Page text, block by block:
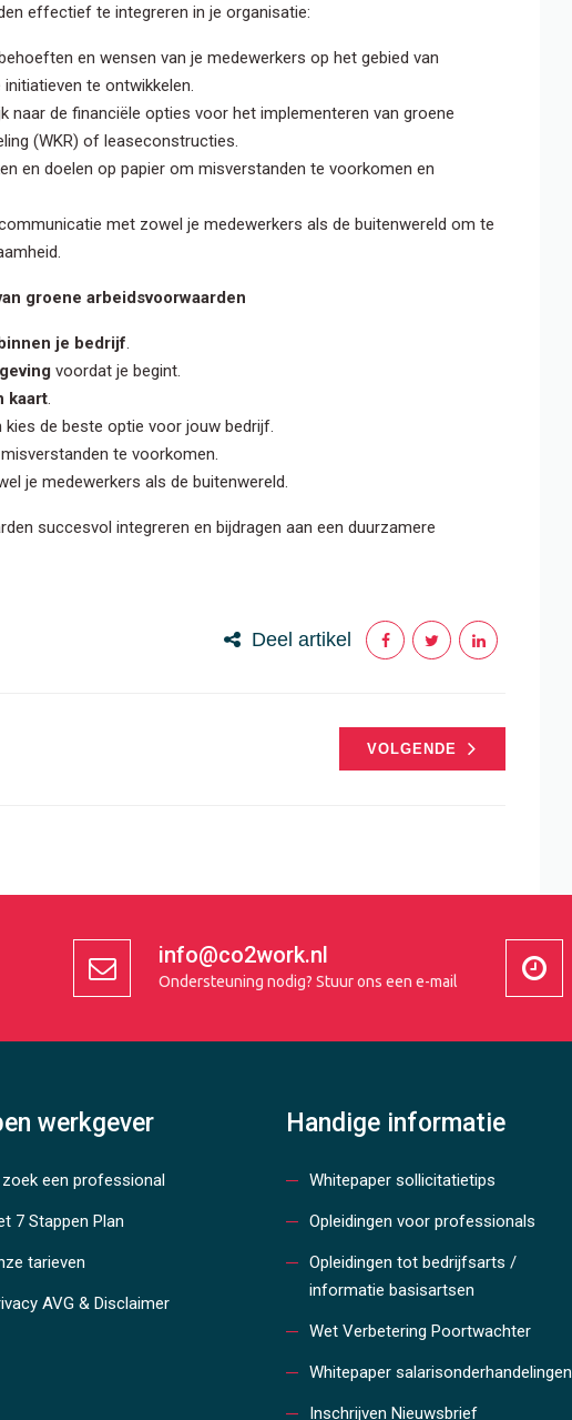
effectief te integreren in je organisatie:
en wensen van je medewerkers op het gebied van
te ontwikkelen.
naar de financiële opties voor het implementeren van groene
(WKR) of leaseconstructies.
en doelen op papier om misverstanden te voorkomen en
met zowel je medewerkers als de buitenwereld om te
groene arbeidsvoorwaarden
je bedrijf
voordat je begint.
kaart
kies de beste optie voor jouw bedrijf.
te voorkomen.
je medewerkers als de buitenwereld.
succesvol integreren en bijdragen aan een duurzamere
Deel artikel
VOLGENDE
info@co2work.nl
Ondersteuning nodig? Stuur ons een e-mail
werkgever
zoek een professional
7 Stappen Plan
tarieven
AVG & Disclaimer
Handige informatie
Whitepaper sollicitatietips
Opleidingen voor professionals
Opleidingen tot bedrijfsarts /
informatie basisartsen
Wet Verbetering Poortwachter
Whitepaper salarisonderhandelingen
Inschrijven Nieuwsbrief
je gegevens privé en zullen deze niet delen met derden. Lees ons
voor meer informatie.